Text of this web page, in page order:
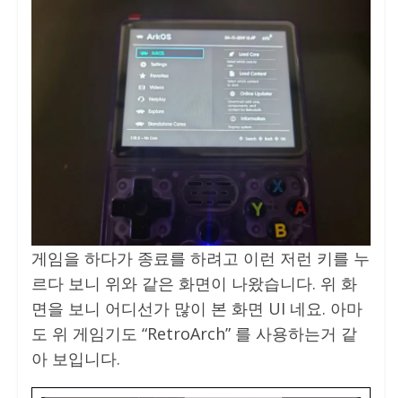
게임을 하다가 종료를 하려고 이런 저런 키를 누
르다 보니 위와 같은 화면이 나왔습니다. 위 화
면을 보니 어디선가 많이 본 화면 UI 네요. 아마
도 위 게임기도 “RetroArch” 를 사용하는거 같
아 보입니다.